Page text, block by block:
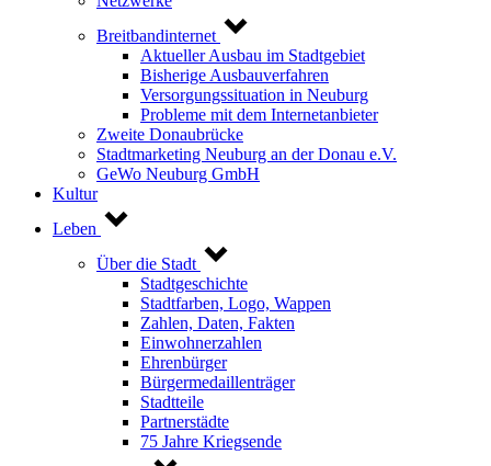
Breitbandinternet
Aktueller Ausbau im Stadtgebiet
Bisherige Ausbauverfahren
Versorgungssituation in Neuburg
Probleme mit dem Internetanbieter
Zweite Donaubrücke
Stadtmarketing Neuburg an der Donau e.V.
GeWo Neuburg GmbH
Kultur
Leben
Über die Stadt
Stadtgeschichte
Stadtfarben, Logo, Wappen
Zahlen, Daten, Fakten
Einwohnerzahlen
Ehrenbürger
Bürgermedaillenträger
Stadtteile
Partnerstädte
75 Jahre Kriegsende